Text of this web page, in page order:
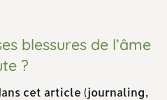
blessures de l’âme
?
cet article (journaling,